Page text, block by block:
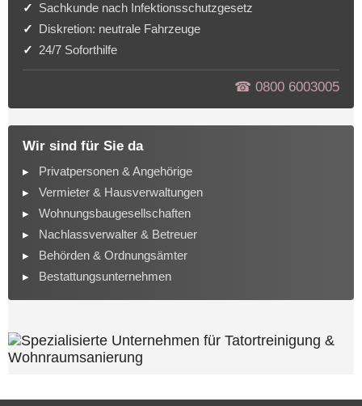
Sachkunde nach Infektionsschutzgesetz
Diskretion: neutrale Fahrzeuge
24/7 Soforthilfe
☎︎ 0800 6003005
Wir sind für Sie da
Privatpersonen & Angehörige
Vermieter & Hausverwaltungen
Wohnungsbaugesellschaften
Nachlassverwalter & Betreuer
Behörden & Ordnungsämter
Bestattungsunternehmen